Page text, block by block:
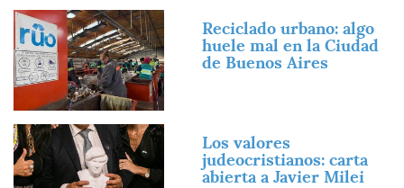
Imagen
Reciclado urbano: algo
huele mal en la Ciudad
de Buenos Aires
Imagen
Los valores
judeocristianos: carta
abierta a Javier Milei